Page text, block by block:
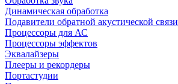
Динамическая обработка
Подавители обратной акустической связи
Процессоры для АС
Процессоры эффектов
Эквалайзеры
Плееры и рекордеры
Портастудии